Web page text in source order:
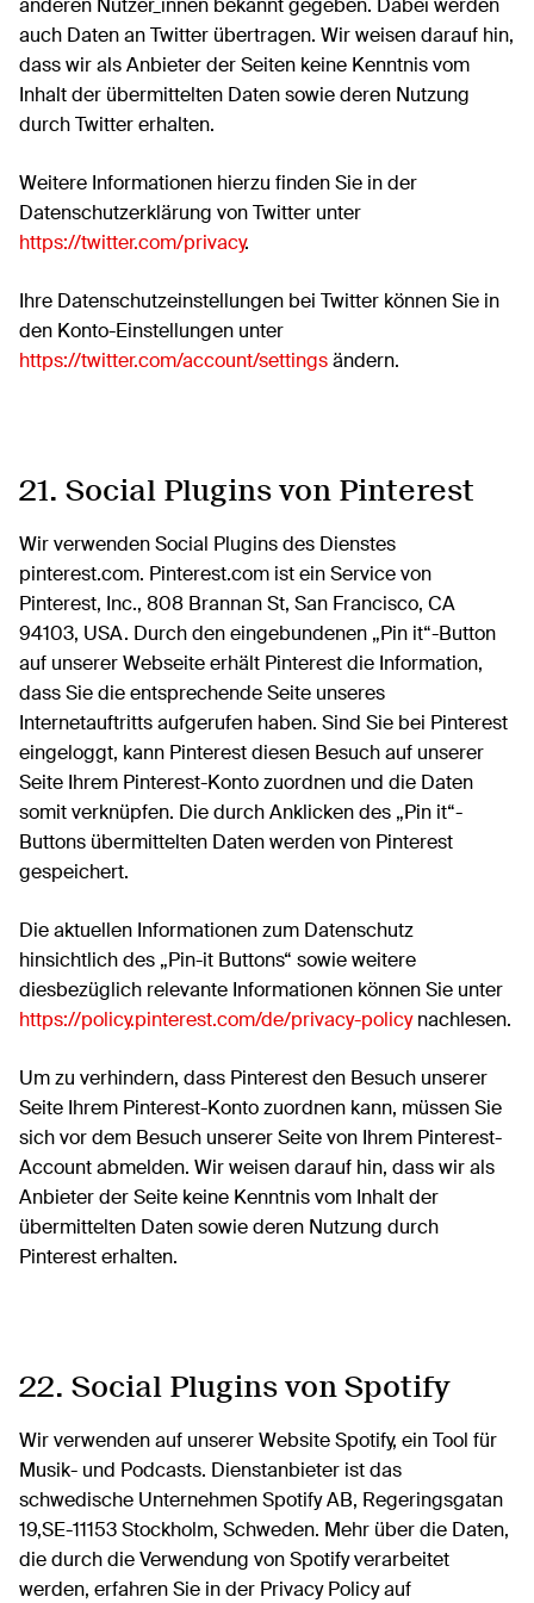
anderen Nutzer_innen bekannt gegeben. Dabei werden
auch Daten an Twitter übertragen. Wir weisen darauf hin,
dass wir als Anbieter der Seiten keine Kenntnis vom
Inhalt der übermittelten Daten sowie deren Nutzung
durch Twitter erhalten.
Weitere Informationen hierzu finden Sie in der
Datenschutzerklärung von Twitter unter
https://twitter.com/privacy.
Ihre Datenschutzeinstellungen bei Twitter können Sie in
den Konto-Einstellungen unter
https://twitter.com/account/settingsändern.
21. Social Plugins von Pinterest
Wir verwenden Social Plugins des Dienstes
pinterest.com. Pinterest.com ist ein Service von
Pinterest, Inc., 808 Brannan St, San Francisco, CA
94103, USA. Durch den eingebundenen „Pin it“-Button
auf unserer Webseite erhält Pinterest die Information,
dass Sie die entsprechende Seite unseres
Internetauftritts aufgerufen haben. Sind Sie bei Pinterest
eingeloggt, kann Pinterest diesen Besuch auf unserer
Seite Ihrem Pinterest-Konto zuordnen und die Daten
somit verknüpfen. Die durch Anklicken des „Pin it“-
Buttons übermittelten Daten werden von Pinterest
gespeichert.
Die aktuellen Informationen zum Datenschutz
hinsichtlich des „Pin-it Buttons“ sowie weitere
diesbezüglich relevante Informationen können Sie unter
https://policy.pinterest.com/de/privacy-policynachlesen.
Um zu verhindern, dass Pinterest den Besuch unserer
Seite Ihrem Pinterest-Konto zuordnen kann, müssen Sie
sich vor dem Besuch unserer Seite von Ihrem Pinterest-
Account abmelden. Wir weisen darauf hin, dass wir als
Anbieter der Seite keine Kenntnis vom Inhalt der
übermittelten Daten sowie deren Nutzung durch
Pinterest erhalten.
22. Social Plugins von Spotify
Wir verwenden auf unserer Website Spotify, ein Tool für
Musik- und Podcasts. Dienstanbieter ist das
schwedische Unternehmen Spotify AB, Regeringsgatan
19,SE-11153 Stockholm, Schweden. Mehr über die Daten,
die durch die Verwendung von Spotify verarbeitet
werden, erfahren Sie in der Privacy Policy auf